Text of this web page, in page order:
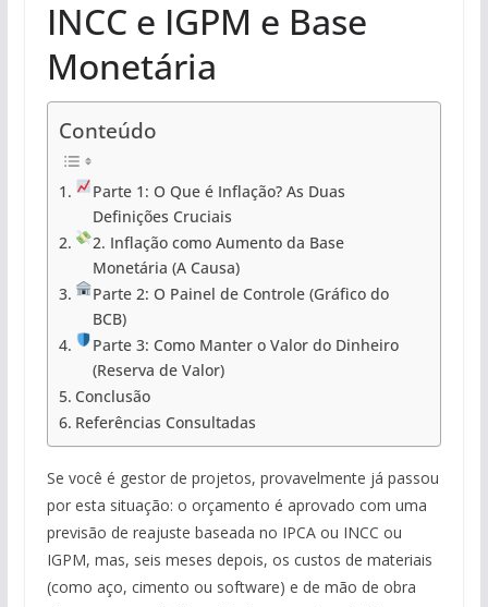
INCC e IGPM e Base
Monetária
Conteúdo
Parte 1: O Que é Inflação? As Duas
Definições Cruciais
2. Inflação como Aumento da Base
Monetária (A Causa)
Parte 2: O Painel de Controle (Gráfico do
BCB)
Parte 3: Como Manter o Valor do Dinheiro
(Reserva de Valor)
Conclusão
Referências Consultadas
Se você é gestor de projetos, provavelmente já passou
por esta situação: o orçamento é aprovado com uma
previsão de reajuste baseada no IPCA ou INCC ou
IGPM, mas, seis meses depois, os custos de materiais
(como aço, cimento ou software) e de mão de obra